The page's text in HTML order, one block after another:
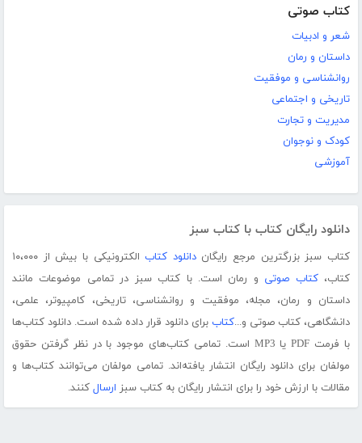
کتاب صوتی
شعر و ادبیات
داستان و رمان
روانشناسی و موفقیت
تاریخی و اجتماعی
مدیریت و تجارت
کودک و نوجوان
آموزشی
دانلود رایگان کتاب با کتاب سبز
کتاب سبز بزرگترین مرجع رایگاندانلود کتاب
الکترونیکی با بیش از ۱۰،۰۰۰
کتاب،کتاب صوتی و رمان است. با کتاب سبز در تمامی موضوعات مانند
داستان و رمان، مجله، موفقیت و روانشناسی، تاریخی، کامپیوتر، علمی،
دانشگاهی، کتاب صوتی و...کتاب برای دانلود قرار داده شده است. دانلود کتاب‌ها
با فرمت PDF یا MP3 است. تمامی کتاب‌های موجود با در نظر گرفتن حقوق
مولفان برای دانلود رایگان انتشار یافته‌اند. تمامی مولفان می‌توانند کتاب‌ها و
مقالات با ارزش خود را برای انتشار رایگان به کتاب سبز ارسال کنند.